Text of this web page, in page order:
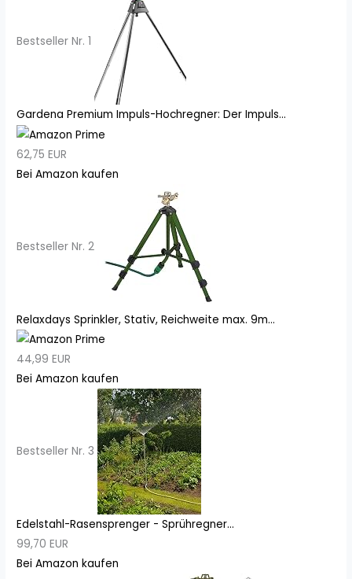
Bestseller Nr. 1
Gardena Premium Impuls-Hochregner: Der Impuls...
62,75 EUR
Bei Amazon kaufen
Bestseller Nr. 2
Relaxdays Sprinkler, Stativ, Reichweite max. 9m...
44,99 EUR
Bei Amazon kaufen
Bestseller Nr. 3
Edelstahl-Rasensprenger - Sprühregner...
99,70 EUR
Bei Amazon kaufen